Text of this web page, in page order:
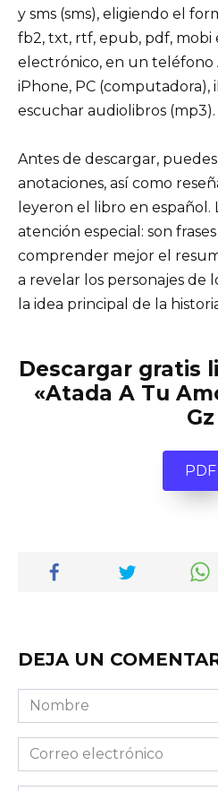
y sms (sms), eligiendo el
fb2, txt, rtf, epub, pdf, mobi
electrónico, en un teléfono
iPhone, PC (computadora),
escuchar audiolibros (mp3).
Antes de descargar,
anotaciones, así como
leyeron el libro en español.
atención especial: son
comprender mejor el
a revelar los personajes de
la idea principal de la
Descargar gratis
«Atada A Tu
Gz
PDF
DEJA UN
Nombre
Correo
electrónico